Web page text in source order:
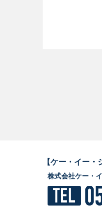
【ケー・イー・
株式会社ケー・